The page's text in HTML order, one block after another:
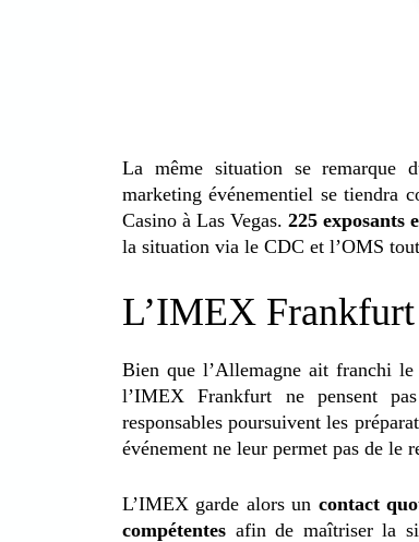
La même situation se remarque
marketing événementiel se tiendra
Casino à Las Vegas. 225 exposants
la situation via le CDC et l’OMS
L’IMEX Frankfurt
Bien que l’Allemagne ait franchi le
l’IMEX Frankfurt ne pensent
responsables poursuivent les
événement ne leur permet pas de le
L’IMEX garde alors un contact
compétentes afin de maîtriser la